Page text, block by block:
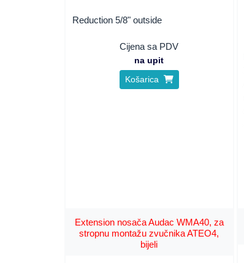
Reduction 5/8" outside
Cijena sa PDV
na upit
Košarica
Extension nosača Audac WMA40, za
stropnu montažu zvučnika ATEO4,
bijeli